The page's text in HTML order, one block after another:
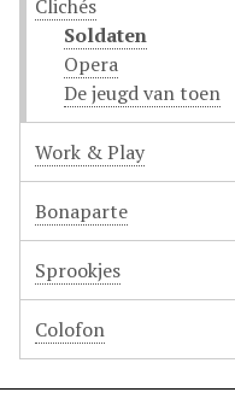
Clichés
Soldaten
Opera
De jeugd van toen
Work & Play
Bonaparte
Sprookjes
Colofon